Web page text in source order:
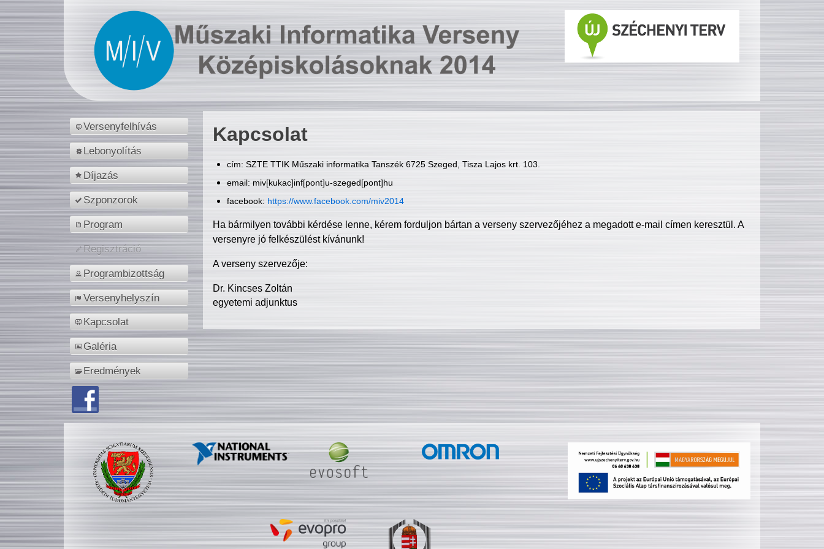
Versenyfelhívás
Lebonyolítás
Díjazás
Szponzorok
Program
Regisztráció
Programbizottság
Versenyhelyszín
Kapcsolat
Galéria
Eredmények
Kapcsolat
cím: SZTE TTIK Műszaki informatika Tanszék 6725 Szeged, Tisza Lajos krt. 103.
email: miv[kukac]inf[pont]u-szeged[pont]hu
facebook: https://www.facebook.com/miv2014
Ha bármilyen további kérdése lenne, kérem forduljon bártan a verseny szervezőjéhez a megadott e-mail címen keresztül. A
versenyre jó felkészülést kívánunk!
A verseny szervezője:
Dr. Kincses Zoltán
egyetemi adjunktus